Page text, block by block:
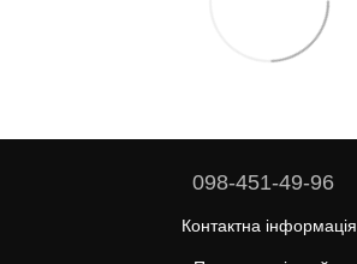
098-451-49-96
Контактна інформація